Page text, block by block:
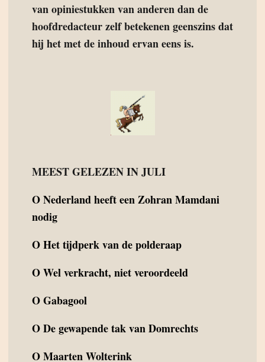
van opiniestukken van anderen dan de
hoofdredacteur zelf betekenen geenszins dat
hij het met de inhoud ervan eens is.
MEEST GELEZEN IN JULI
ONederland heeft een Zohran Mamdani
nodig
OHet tijdperk van de polderaap
OWel verkracht, niet veroordeeld
OGabagool
ODe gewapende tak van Domrechts
OMaarten Wolterink